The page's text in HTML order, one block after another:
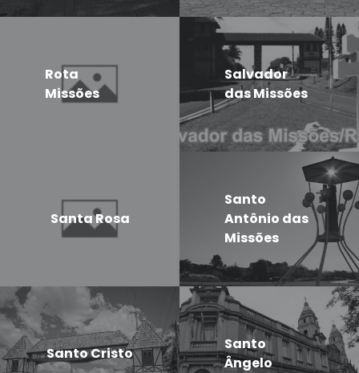
Rota
Missões
Salvador
das Missões
Santa Rosa
Santo
Antônio das
Missões
Santo Cristo
Santo
Ângelo